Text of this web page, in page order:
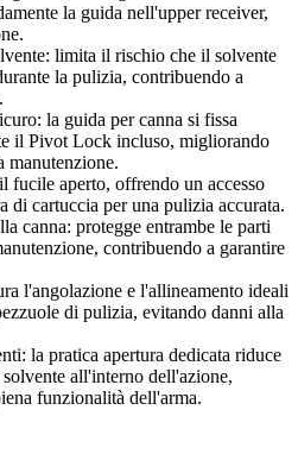
la guida nell'upper receiver,
limita il rischio che il solvente
la pulizia, contribuendo a
la guida per canna si fissa
il Pivot Lock incluso, migliorando
manutenzione.
fucile aperto, offrendo un accesso
di cartuccia per una pulizia accurata.
canna: protegge entrambe le parti
contribuendo a garantire
l'angolazione e l'allineamento ideali
di pulizia, evitando danni alla
la pratica apertura dedicata riduce
all'interno dell'azione,
funzionalità dell'arma.